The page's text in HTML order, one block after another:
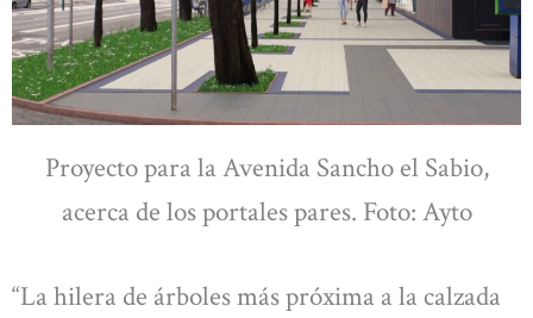
Proyecto para la Avenida Sancho el Sabio,
acerca de los portales pares. Foto: Ayto
“La hilera de árboles más próxima a la calzada